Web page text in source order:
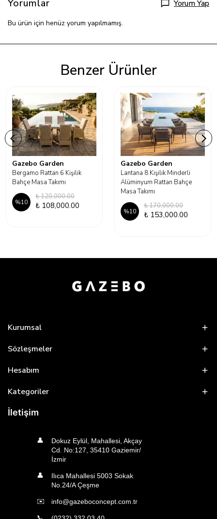
Yorumlar Yorum Yap
Bu ürün için henüz yorum yapılmamış.
Benzer Ürünler
Gazebo Garden
Bergamo Rattan 6 Kişilik
Bahçe Masa Takımı
%10
₺ 120,000.00
₺ 108,000.00
Gazebo Garden
Lantana 8 Kişilik Minderli
Alüminyum Rattan Bahçe
Masa Takımı
%10
₺ 170,000.00
₺ 153,000.00
Kurumsal
Sözleşmeler
Hesabım
Kategoriler
İletişim
👤
Dokuz Eylül, Mahallesi, Akçay
Cd. No:127, 35410 Gaziemir/
İzmir
👤
Ilıca Mahallesi 5003 Sokak
No.24/A Çeşme
✉️ info@gazeboconcept.com.tr
📞